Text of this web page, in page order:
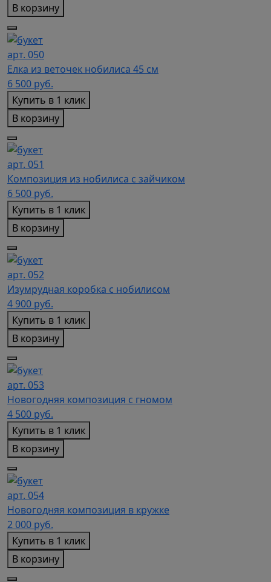
В корзину
арт. 050
Елка из веточек нобилиса 45 см
6 500 руб.
Купить в 1 клик
В корзину
арт. 051
Композиция из нобилиса с зайчиком
6 500 руб.
Купить в 1 клик
В корзину
арт. 052
Изумрудная коробка с нобилисом
4 900 руб.
Купить в 1 клик
В корзину
арт. 053
Новогодняя композиция с гномом
4 500 руб.
Купить в 1 клик
В корзину
арт. 054
Новогодняя композиция в кружке
2 000 руб.
Купить в 1 клик
В корзину